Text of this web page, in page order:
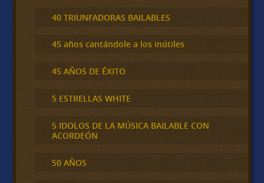
40 TRIUNFADORAS BAILABLES
45 años cantándole a los inútiles
45 AÑOS DE ÉXITO
5 ESTRELLAS WHITE
5 IDOLOS DE LA MÚSICA BAILABLE CON
ACORDEÓN
50 AÑOS